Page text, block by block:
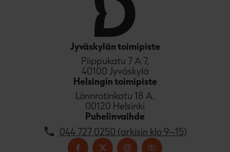
Jyväskylän toimipiste
Piippukatu 7 A 7,
40100 Jyväskylä
Helsingin toimipiste
Lönnrotinkatu 18 A,
00120 Helsinki
Puhelinvaihde
044 727 0250 (arkisin klo 9–15)